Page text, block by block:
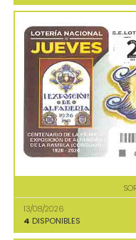
13/08/2026
4 DISPONIBLES